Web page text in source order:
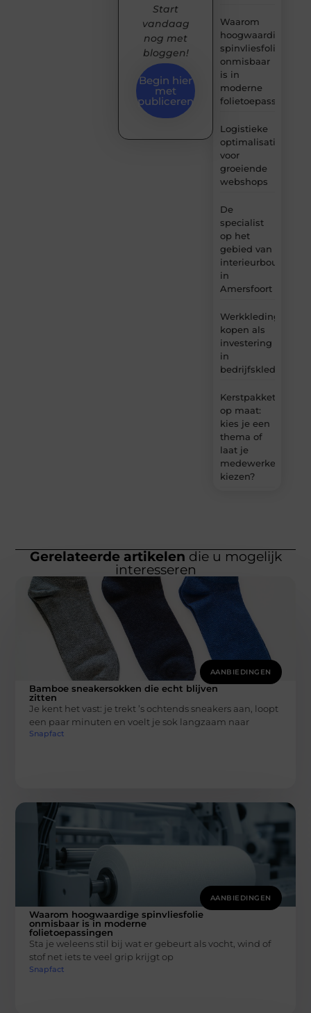
Waarom
hoogwaardige
spinvliesfolie
onmisbaar
is in
moderne
folietoepassingen
Logistieke
optimalisatie
voor
groeiende
webshops
De
specialist
op het
gebied van
interieurbouw
in
Amersfoort
Werkkleding
kopen als
investering
in
bedrijfskleding
Kerstpakket
op maat:
kies je een
thema of
laat je
medewerkers
kiezen?
Start
vandaag
nog met
bloggen!
Begin hier
met
publiceren
Gerelateerde artikelen die u mogelijk
interesseren
AANBIEDINGEN
Bamboe sneakersokken die echt blijven
zitten
Je kent het vast: je trekt ’s ochtends sneakers aan, loopt
een paar minuten en voelt je sok langzaam naar
Snapfact
AANBIEDINGEN
Waarom hoogwaardige spinvliesfolie
onmisbaar is in moderne
folietoepassingen
Sta je weleens stil bij wat er gebeurt als vocht, wind of
stof net iets te veel grip krijgt op
Snapfact